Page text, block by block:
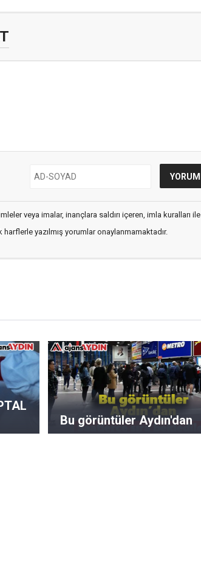
veya imalar, inançlara saldırı içeren, imla kuralları ile
yazılmış yorumlar onaylanmamaktadır.
Bu görüntüler Aydın'dan